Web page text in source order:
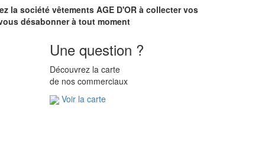
la société vêtements AGE D'OR à collecter vos
désabonner à tout moment
Une question ?
Découvrez la carte
de nos commerciaux
Voir la carte